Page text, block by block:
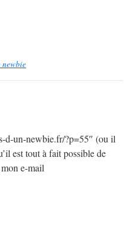
newbie
d-un-newbie.fr/?p=55″ (ou il
est tout à fait possible de
e-mail